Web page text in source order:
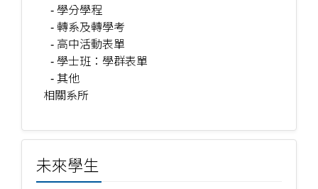
- 學分學程
- 轉系及轉學考
- 高中活動表單
- 學士班：學群表單
- 其他
相關系所
未來學生